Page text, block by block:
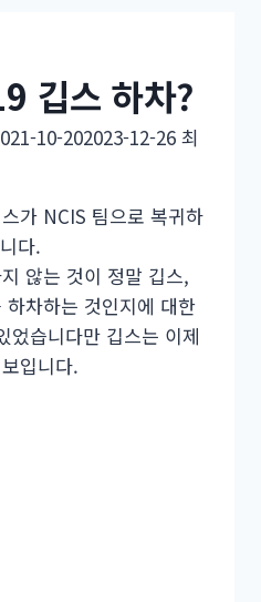
깁스 하차?
10-202023-12-26 최
가 NCIS 팀으로 복귀하
다.
않는 것이 정말 깁스,
차하는 것인지에 대한
었습니다만 깁스는 이제
입니다.